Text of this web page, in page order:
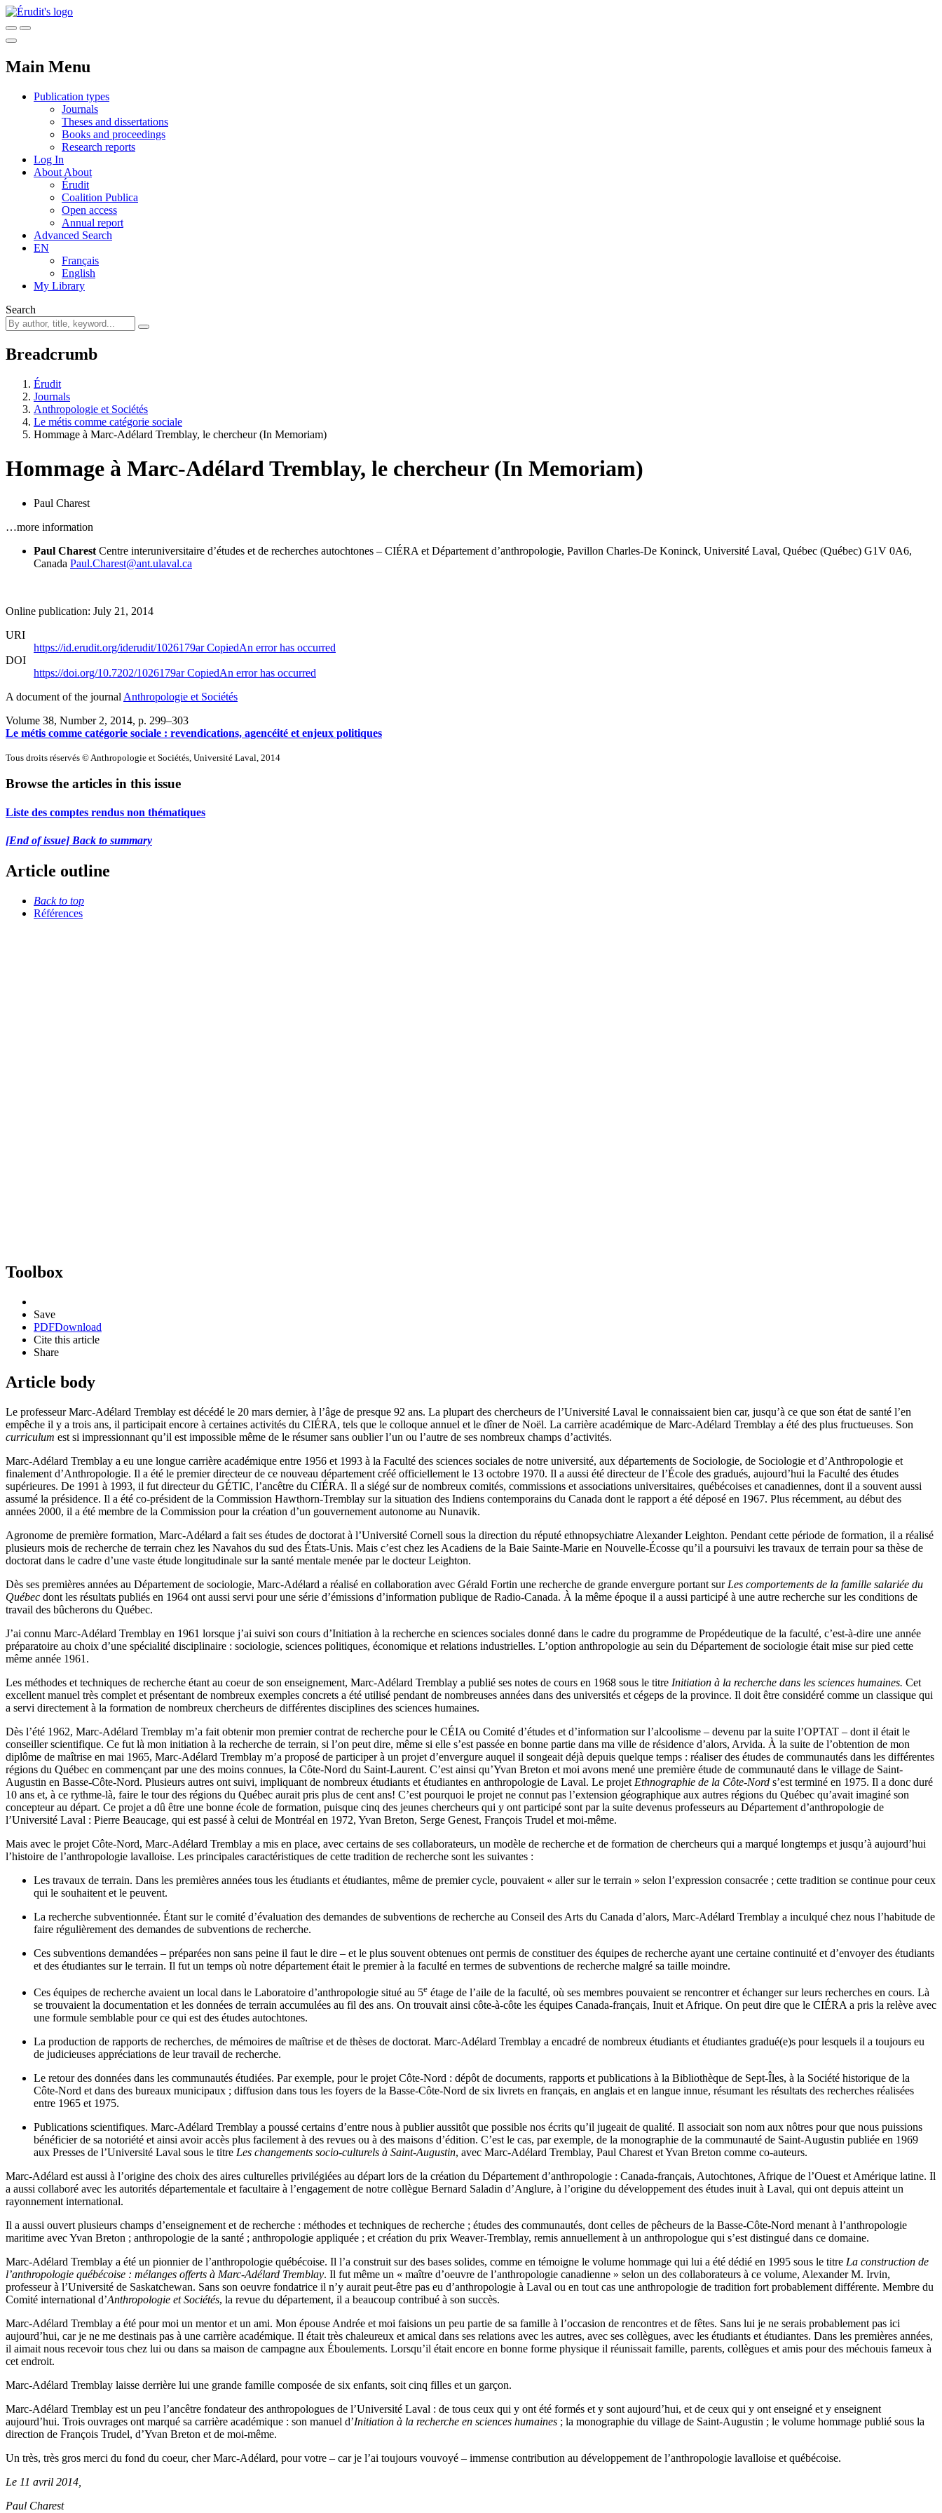
Main Menu
Publication types
Journals
Theses and dissertations
Books and proceedings
Research reports
Log In
About About
Érudit
Coalition Publica
Open access
Annual report
Advanced Search
EN
Français
English
My Library
Search
Breadcrumb
Érudit
Journals
Anthropologie et Sociétés
Le métis comme catégorie sociale
Hommage à Marc-Adélard Tremblay, le chercheur (In Memoriam)
Hommage à Marc-Adélard Tremblay, le chercheur (In Memoriam)
Paul Charest
…more information
Paul Charest Centre interuniversitaire d’études et de recherches autochtones – CIÉRA et Département d’anthropologie, Pavillon Charles-De Koninck, Université Laval, Québec (Québec) G1V 0A6,
Canada Paul.Charest@ant.ulaval.ca
Online publication: July 21, 2014
URI
https://id.erudit.org/iderudit/1026179arCopiedAn error has occurred
DOI
https://doi.org/10.7202/1026179arCopiedAn error has occurred
A document of the journal Anthropologie et Sociétés
Volume 38, Number 2, 2014, p. 299–303
Le métis comme catégorie sociale : revendications, agencéité et enjeux politiques
Tous droits réservés © Anthropologie et Sociétés, Université Laval, 2014
Browse the articles in this issue
Liste des comptes rendus non thématiques
[End of issue] Back to summary
Article outline
Back to top
Références
Toolbox
Save
PDFDownload
Cite this article
Share
Article body
Le professeur Marc-Adélard Tremblay est décédé le 20 mars dernier, à l’âge de presque 92 ans. La plupart des chercheurs de l’Université Laval le connaissaient bien car, jusqu’à ce que son état de santé l’en
empêche il y a trois ans, il participait encore à certaines activités du CIÉRA, tels que le colloque annuel et le dîner de Noël. La carrière académique de Marc-Adélard Tremblay a été des plus fructueuses. Son
curriculum est si impressionnant qu’il est impossible même de le résumer sans oublier l’un ou l’autre de ses nombreux champs d’activités.
Marc-Adélard Tremblay a eu une longue carrière académique entre 1956 et 1993 à la Faculté des sciences sociales de notre université, aux départements de Sociologie, de Sociologie et d’Anthropologie et
finalement d’Anthropologie. Il a été le premier directeur de ce nouveau département créé officiellement le 13 octobre 1970. Il a aussi été directeur de l’École des gradués, aujourd’hui la Faculté des études
supérieures. De 1991 à 1993, il fut directeur du GÉTIC, l’ancêtre du CIÉRA. Il a siégé sur de nombreux comités, commissions et associations universitaires, québécoises et canadiennes, dont il a souvent aussi
assumé la présidence. Il a été co-président de la Commission Hawthorn-Tremblay sur la situation des Indiens contemporains du Canada dont le rapport a été déposé en 1967. Plus récemment, au début des
années 2000, il a été membre de la Commission pour la création d’un gouvernement autonome au Nunavik.
Agronome de première formation, Marc-Adélard a fait ses études de doctorat à l’Université Cornell sous la direction du réputé ethnopsychiatre Alexander Leighton. Pendant cette période de formation, il a réalisé
plusieurs mois de recherche de terrain chez les Navahos du sud des États-Unis. Mais c’est chez les Acadiens de la Baie Sainte-Marie en Nouvelle-Écosse qu’il a poursuivi les travaux de terrain pour sa thèse de
doctorat dans le cadre d’une vaste étude longitudinale sur la santé mentale menée par le docteur Leighton.
Dès ses premières années au Département de sociologie, Marc-Adélard a réalisé en collaboration avec Gérald Fortin une recherche de grande envergure portant sur Les comportements de la famille salariée du
Québec dont les résultats publiés en 1964 ont aussi servi pour une série d’émissions d’information publique de Radio-Canada. À la même époque il a aussi participé à une autre recherche sur les conditions de
travail des bûcherons du Québec.
J’ai connu Marc-Adélard Tremblay en 1961 lorsque j’ai suivi son cours d’Initiation à la recherche en sciences sociales donné dans le cadre du programme de Propédeutique de la faculté, c’est-à-dire une année
préparatoire au choix d’une spécialité disciplinaire : sociologie, sciences politiques, économique et relations industrielles. L’option anthropologie au sein du Département de sociologie était mise sur pied cette
même année 1961.
Les méthodes et techniques de recherche étant au coeur de son enseignement, Marc-Adélard Tremblay a publié ses notes de cours en 1968 sous le titre Initiation à la recherche dans les sciences humaines. Cet
excellent manuel très complet et présentant de nombreux exemples concrets a été utilisé pendant de nombreuses années dans des universités et cégeps de la province. Il doit être considéré comme un classique qui
a servi directement à la formation de nombreux chercheurs de différentes disciplines des sciences humaines.
Dès l’été 1962, Marc-Adélard Tremblay m’a fait obtenir mon premier contrat de recherche pour le CÉIA ou Comité d’études et d’information sur l’alcoolisme – devenu par la suite l’OPTAT – dont il était le
conseiller scientifique. Ce fut là mon initiation à la recherche de terrain, si l’on peut dire, même si elle s’est passée en bonne partie dans ma ville de résidence d’alors, Arvida. À la suite de l’obtention de mon
diplôme de maîtrise en mai 1965, Marc-Adélard Tremblay m’a proposé de participer à un projet d’envergure auquel il songeait déjà depuis quelque temps : réaliser des études de communautés dans les différentes
régions du Québec en commençant par une des moins connues, la Côte-Nord du Saint-Laurent. C’est ainsi qu’Yvan Breton et moi avons mené une première étude de communauté dans le village de Saint-
Augustin en Basse-Côte-Nord. Plusieurs autres ont suivi, impliquant de nombreux étudiants et étudiantes en anthropologie de Laval. Le projet Ethnographie de la Côte-Nord s’est terminé en 1975. Il a donc duré
10 ans et, à ce rythme-là, faire le tour des régions du Québec aurait pris plus de cent ans! C’est pourquoi le projet ne connut pas l’extension géographique aux autres régions du Québec qu’avait imaginé son
concepteur au départ. Ce projet a dû être une bonne école de formation, puisque cinq des jeunes chercheurs qui y ont participé sont par la suite devenus professeurs au Département d’anthropologie de
l’Université Laval : Pierre Beaucage, qui est passé à celui de Montréal en 1972, Yvan Breton, Serge Genest, François Trudel et moi-même.
Mais avec le projet Côte-Nord, Marc-Adélard Tremblay a mis en place, avec certains de ses collaborateurs, un modèle de recherche et de formation de chercheurs qui a marqué longtemps et jusqu’à aujourd’hui
l’histoire de l’anthropologie lavalloise. Les principales caractéristiques de cette tradition de recherche sont les suivantes :
Les travaux de terrain. Dans les premières années tous les étudiants et étudiantes, même de premier cycle, pouvaient « aller sur le terrain » selon l’expression consacrée ; cette tradition se continue pour ceux
qui le souhaitent et le peuvent.
La recherche subventionnée. Étant sur le comité d’évaluation des demandes de subventions de recherche au Conseil des Arts du Canada d’alors, Marc-Adélard Tremblay a inculqué chez nous l’habitude de
faire régulièrement des demandes de subventions de recherche.
Ces subventions demandées – préparées non sans peine il faut le dire – et le plus souvent obtenues ont permis de constituer des équipes de recherche ayant une certaine continuité et d’envoyer des étudiants
et des étudiantes sur le terrain. Il fut un temps où notre département était le premier à la faculté en termes de subventions de recherche malgré sa taille moindre.
Ces équipes de recherche avaient un local dans le Laboratoire d’anthropologie situé au 5e étage de l’aile de la faculté, où ses membres pouvaient se rencontrer et échanger sur leurs recherches en cours. Là
se trouvaient la documentation et les données de terrain accumulées au fil des ans. On trouvait ainsi côte-à-côte les équipes Canada-français, Inuit et Afrique. On peut dire que le CIÉRA a pris la relève avec
une formule semblable pour ce qui est des études autochtones.
La production de rapports de recherches, de mémoires de maîtrise et de thèses de doctorat. Marc-Adélard Tremblay a encadré de nombreux étudiants et étudiantes gradué(e)s pour lesquels il a toujours eu
de judicieuses appréciations de leur travail de recherche.
Le retour des données dans les communautés étudiées. Par exemple, pour le projet Côte-Nord : dépôt de documents, rapports et publications à la Bibliothèque de Sept-Îles, à la Société historique de la
Côte-Nord et dans des bureaux municipaux ; diffusion dans tous les foyers de la Basse-Côte-Nord de six livrets en français, en anglais et en langue innue, résumant les résultats des recherches réalisées
entre 1965 et 1975.
Publications scientifiques. Marc-Adélard Tremblay a poussé certains d’entre nous à publier aussitôt que possible nos écrits qu’il jugeait de qualité. Il associait son nom aux nôtres pour que nous puissions
bénéficier de sa notoriété et ainsi avoir accès plus facilement à des revues ou à des maisons d’édition. C’est le cas, par exemple, de la monographie de la communauté de Saint-Augustin publiée en 1969
aux Presses de l’Université Laval sous le titre Les changements socio-culturels à Saint-Augustin, avec Marc-Adélard Tremblay, Paul Charest et Yvan Breton comme co-auteurs.
Marc-Adélard est aussi à l’origine des choix des aires culturelles privilégiées au départ lors de la création du Département d’anthropologie : Canada-français, Autochtones, Afrique de l’Ouest et Amérique latine. Il
a aussi collaboré avec les autorités départementale et facultaire à l’engagement de notre collègue Bernard Saladin d’Anglure, à l’origine du développement des études inuit à Laval, qui ont depuis atteint un
rayonnement international.
Il a aussi ouvert plusieurs champs d’enseignement et de recherche : méthodes et techniques de recherche ; études des communautés, dont celles de pêcheurs de la Basse-Côte-Nord menant à l’anthropologie
maritime avec Yvan Breton ; anthropologie de la santé ; anthropologie appliquée ; et création du prix Weaver-Tremblay, remis annuellement à un anthropologue qui s’est distingué dans ce domaine.
Marc-Adélard Tremblay a été un pionnier de l’anthropologie québécoise. Il l’a construit sur des bases solides, comme en témoigne le volume hommage qui lui a été dédié en 1995 sous le titre La construction de
l’anthropologie québécoise : mélanges offerts à Marc-Adélard Tremblay. Il fut même un « maître d’oeuvre de l’anthropologie canadienne » selon un des collaborateurs à ce volume, Alexander M. Irvin,
professeur à l’Université de Saskatchewan. Sans son oeuvre fondatrice il n’y aurait peut-être pas eu d’anthropologie à Laval ou en tout cas une anthropologie de tradition fort probablement différente. Membre du
Comité international d’Anthropologie et Sociétés, la revue du département, il a beaucoup contribué à son succès.
Marc-Adélard Tremblay a été pour moi un mentor et un ami. Mon épouse Andrée et moi faisions un peu partie de sa famille à l’occasion de rencontres et de fêtes. Sans lui je ne serais probablement pas ici
aujourd’hui, car je ne me destinais pas à une carrière académique. Il était très chaleureux et amical dans ses relations avec les autres, avec ses collègues, avec les étudiants et étudiantes. Dans les premières années,
il aimait nous recevoir tous chez lui ou dans sa maison de campagne aux Éboulements. Lorsqu’il était encore en bonne forme physique il réunissait famille, parents, collègues et amis pour des méchouis fameux à
cet endroit.
Marc-Adélard Tremblay laisse derrière lui une grande famille composée de six enfants, soit cinq filles et un garçon.
Marc-Adélard Tremblay est un peu l’ancêtre fondateur des anthropologues de l’Université Laval : de tous ceux qui y ont été formés et y sont aujourd’hui, et de ceux qui y ont enseigné et y enseignent
aujourd’hui. Trois ouvrages ont marqué sa carrière académique : son manuel d’Initiation à la recherche en sciences humaines ; la monographie du village de Saint-Augustin ; le volume hommage publié sous la
direction de François Trudel, d’Yvan Breton et de moi-même.
Un très, très gros merci du fond du coeur, cher Marc-Adélard, pour votre – car je l’ai toujours vouvoyé – immense contribution au développement de l’anthropologie lavalloise et québécoise.
Le 11 avril 2014,
Paul Charest